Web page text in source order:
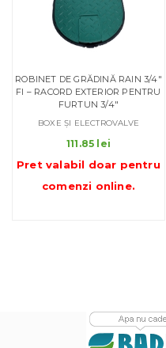
ROBINET DE GRĂDINĂ RAIN 3/4″
FI – RACORD EXTERIOR PENTRU
FURTUN 3/4″
BOXE ȘI ELECTROVALVE
111.85 lei
Pret valabil doar pentru
comenzi online.